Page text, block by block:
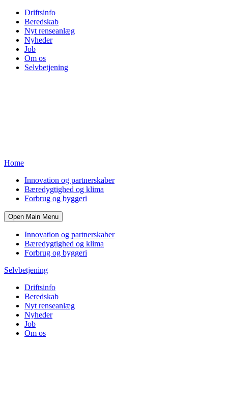
Driftsinfo
Beredskab
Nyt renseanlæg
Nyheder
Job
Om os
Selvbetjening
Home
Innovation og partnerskaber
Bæredygtighed og klima
Forbrug og byggeri
Open Main Menu
Innovation og partnerskaber
Bæredygtighed og klima
Forbrug og byggeri
Selvbetjening
Driftsinfo
Beredskab
Nyt renseanlæg
Nyheder
Job
Om os